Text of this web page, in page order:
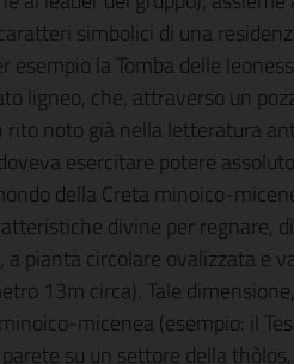
simbolici di una
esempio la Tomba delle
ligneo, che, attraverso un
rito noto già nella letteratura
esercitare potere
della Creta minoico-
divine per regnare,
a pianta circolare ovalizzata e
13m circa). Tale
micenea (esempio: il
a parete su un settore della